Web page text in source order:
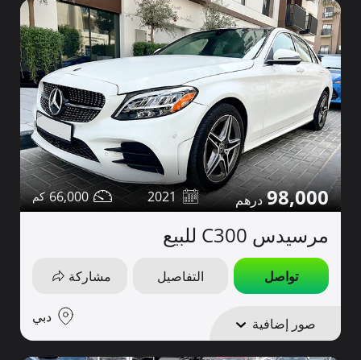
98,000
2021
66,000
مرسيدس C300 للبيع
تواصل التفاصيل مشاركة
صور إضافية دبي